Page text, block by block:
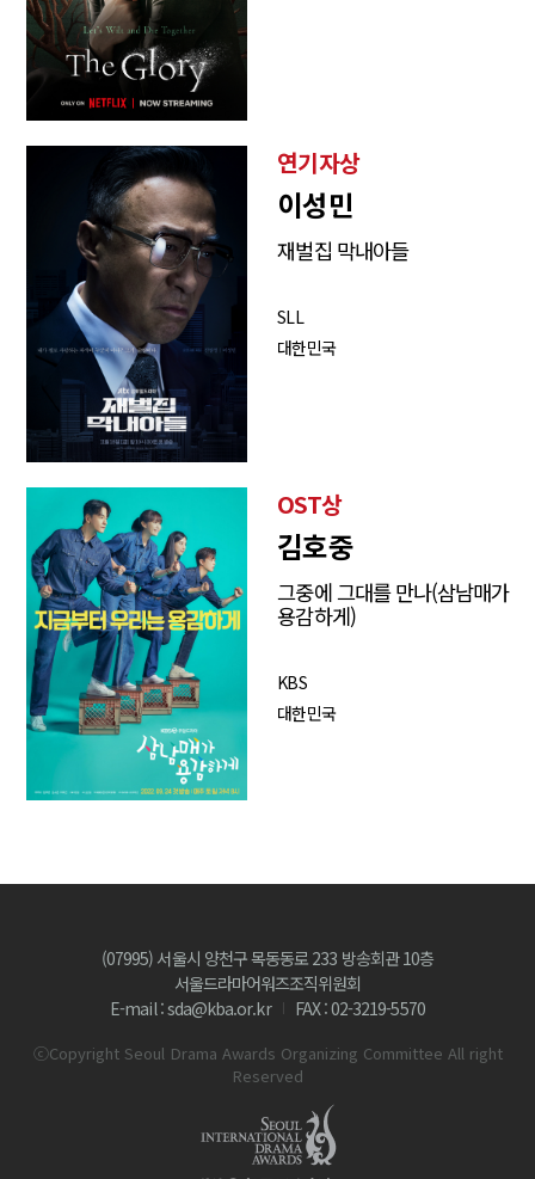
연기자상
이성민
재벌집 막내아들
SLL
대한민국
OST상
김호중
그중에 그대를 만나(삼남매가
용감하게)
KBS
대한민국
(07995) 서울시 양천구 목동동로 233 방송회관 10층
서울드라마어워즈조직위원회
E-mail : sda@kba.or.kr
FAX : 02-3219-5570
ⓒCopyright Seoul Drama Awards Organizing Committee All right
Reserved